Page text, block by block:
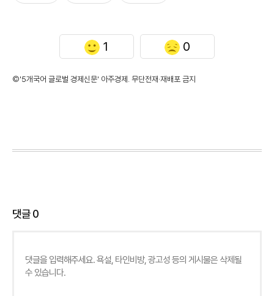
1 0
©'5개국어 글로벌 경제신문' 아주경제. 무단전재·재배포 금지
댓글0